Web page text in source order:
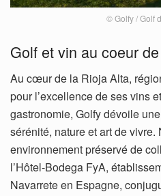
© Golfy / Golf
Golf et vin au coeur
Au cœur de la Rioja Alta,
pour l’excellence de ses vins
gastronomie, Golfy dévoile
sérénité, nature et art de vivre.
environnement préservé de
l’Hôtel-Bodega FyA,
Navarrete en Espagne,